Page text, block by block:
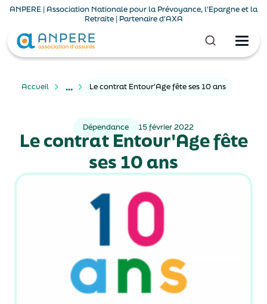
ANPERE | Association Nationale pour la Prévoyance, l'Epargne et la
Retraite | Partenaire d'AXA
Accueil ... Le contrat Entour'Age fête ses 10 ans
Dépendance 15 février 2022
Le contrat Entour'Age fête
ses 10 ans